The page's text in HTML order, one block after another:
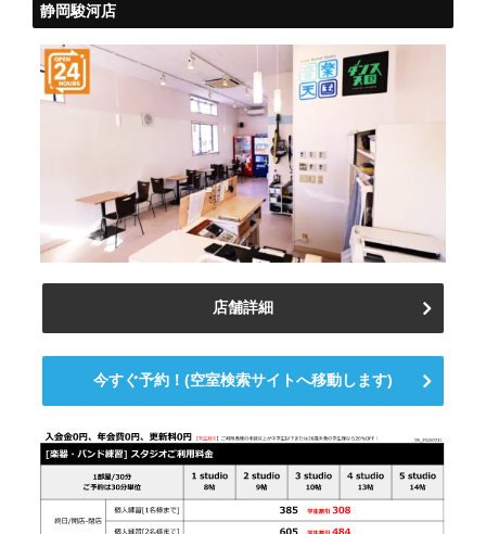
静岡駿河店
店舗詳細
今すぐ予約！(空室検索サイトへ移動します)